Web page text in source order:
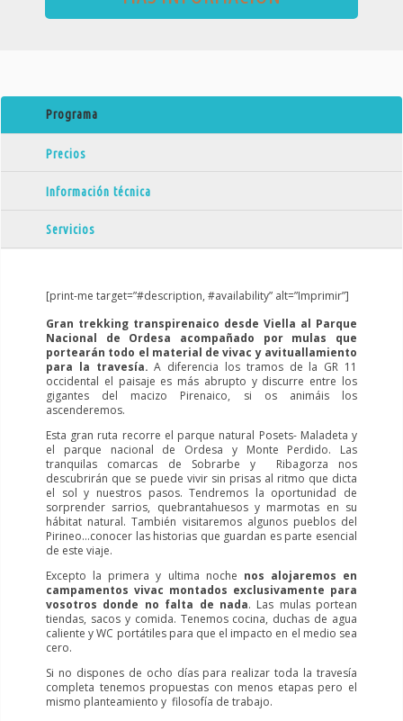
Programa
Precios
Información técnica
Servicios
[print-me target=”#description, #availability” alt=”Imprimir”]
Gran trekking transpirenaico desde Viella al Parque
Nacional de Ordesa acompañado por mulas que
portearán todo el material de vivac y avituallamiento
para la travesía. A diferencia los tramos de la GR 11
occidental el paisaje es más abrupto y discurre entre los
gigantes del macizo Pirenaico, si os animáis los
ascenderemos.
Esta gran ruta recorre el parque natural Posets- Maladeta y
el parque nacional de Ordesa y Monte Perdido. Las
tranquilas comarcas de Sobrarbe y Ribagorza nos
descubrirán que se puede vivir sin prisas al ritmo que dicta
el sol y nuestros pasos. Tendremos la oportunidad de
sorprender sarrios, quebrantahuesos y marmotas en su
hábitat natural. También visitaremos algunos pueblos del
Pirineo…conocer las historias que guardan es parte esencial
de este viaje.
Excepto la primera y ultima noche nos alojaremos en
campamentos vivac montados exclusivamente para
vosotros donde no falta de nada. Las mulas portean
tiendas, sacos y comida. Tenemos cocina, duchas de agua
caliente y WC portátiles para que el impacto en el medio sea
cero.
Si no dispones de ocho días para realizar toda la travesía
completa tenemos propuestas con menos etapas pero el
mismo planteamiento y filosofía de trabajo.